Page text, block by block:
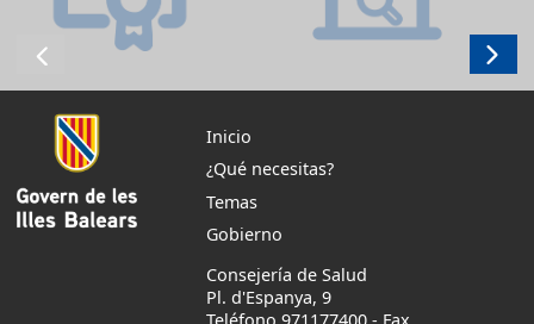
Inicio
¿Qué necesitas?
Temas
Gobierno
Consejería de Salud
Pl. d'Espanya, 9